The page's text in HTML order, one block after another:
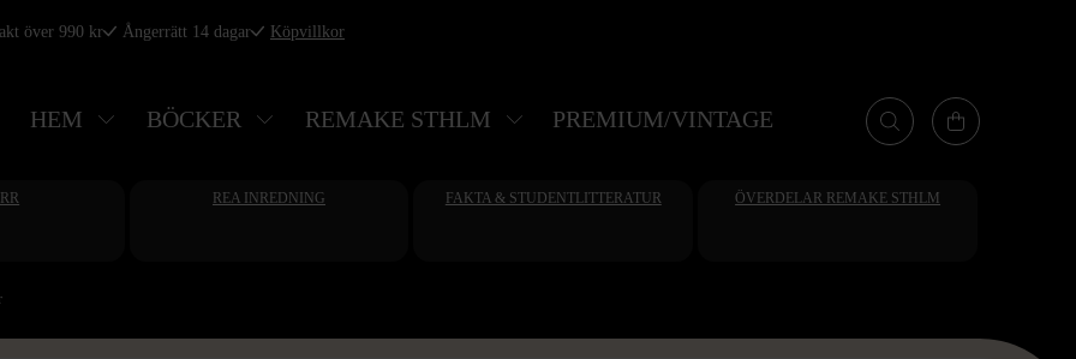
över 990 kr Ångerrätt 14 dagar Köpvillkor
HEM BÖCKER REMAKE STHLM PREMIUM/VINTAGE
REA INREDNING FAKTA & STUDENTLITTERATUR ÖVERDELAR REMAKE STHLM